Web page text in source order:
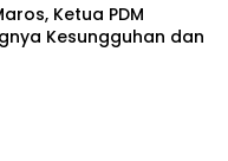
Ketua PDM
Kesungguhan dan